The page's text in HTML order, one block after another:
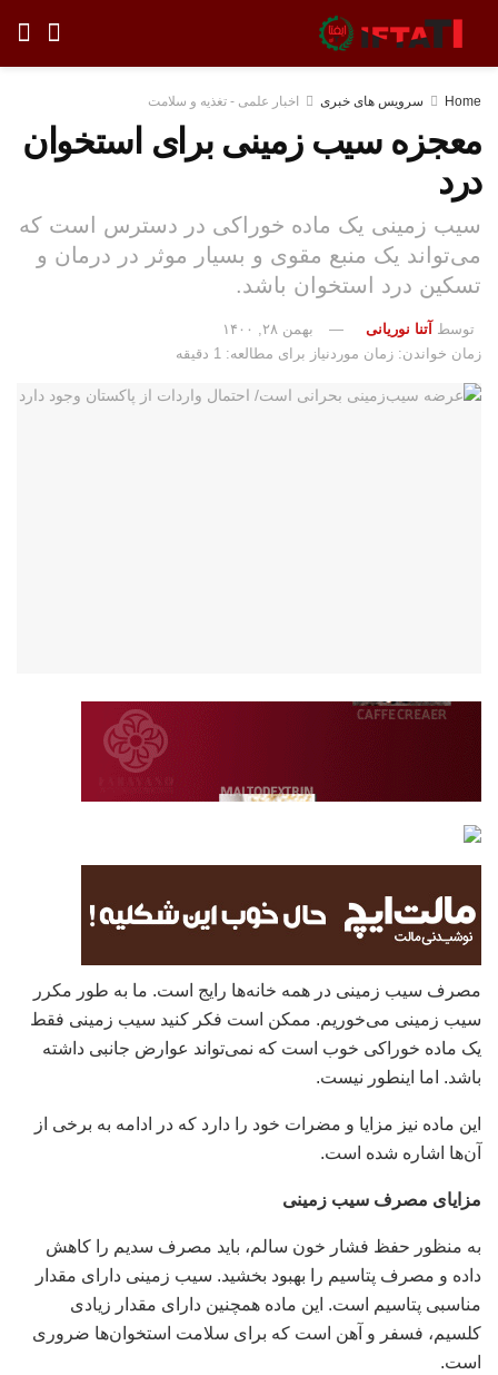
Home سرویس های خبری اخبار علمی - تغذیه و سلامت
معجزه سیب زمینی برای استخوان
درد
سیب زمینی یک ماده خوراکی در دسترس است که
می‌تواند یک منبع مقوی و بسیار موثر در درمان و
تسکین درد استخوان باشد.
توسط آتنا نوریانی
بهمن ۲۸, ۱۴۰۰
زمان خواندن: زمان موردنیاز برای مطالعه: 1 دقیقه
مصرف سیب زمینی در همه خانه‌ها رایج است. ما به طور مکرر
سیب زمینی می‌خوریم. ممکن است فکر کنید سیب زمینی فقط
یک ماده خوراکی خوب است که نمی‌تواند عوارض جانبی داشته
باشد. اما اینطور نیست.
این ماده نیز مزایا و مضرات خود را دارد که در ادامه به برخی از
آن‌ها اشاره شده است.
مزایای مصرف سیب زمینی
به منظور حفظ فشار خون سالم، باید مصرف سدیم را کاهش
داده و مصرف پتاسیم را بهبود بخشید. سیب زمینی دارای مقدار
مناسبی پتاسیم است. این ماده همچنین دارای مقدار زیادی
کلسیم، فسفر و آهن است که برای سلامت استخوان‌ها ضروری
است.